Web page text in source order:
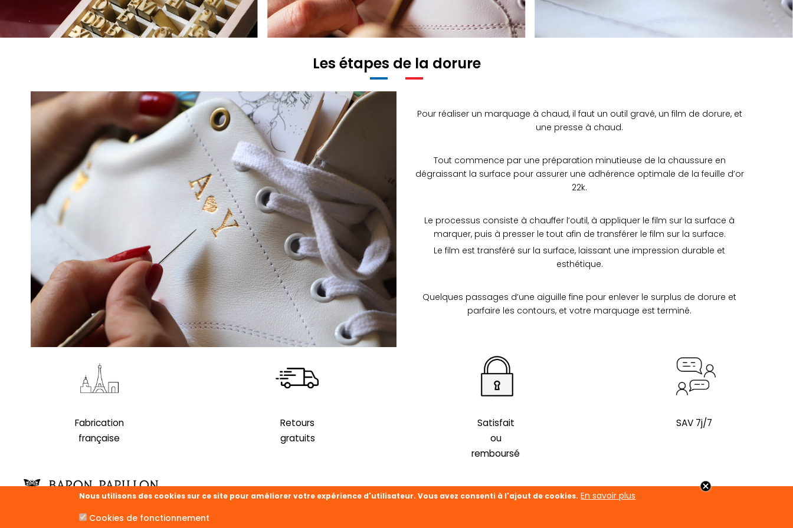
Les étapes de la dorure
Pour réaliser un marquage à chaud, il faut un outil gravé, un film de dorure, et
une presse à chaud.
Tout commence par une préparation minutieuse de la chaussure en
dégraissant la surface pour assurer une adhérence optimale de la feuille d’or
22k.
Le processus consiste à chauffer l’outil, à appliquer le film sur la surface à
marquer, puis à presser le tout afin de transférer le film sur la surface.
Le film est transféré sur la surface, laissant une impression durable et
esthétique.
Quelques passages d’une aiguille fine pour enlever le surplus de dorure et
parfaire les contours, et votre marquage est terminé.
Fabrication
française
Retours
gratuits
Satisfait
ou
remboursé
SAV 7j/7
À PROPOS
Nous utilisons des cookies sur ce site pour améliorer votre expérience d'utilisateur. Vous avez consenti à l'ajout de cookies. En savoir plus
Cookies de fonctionnement